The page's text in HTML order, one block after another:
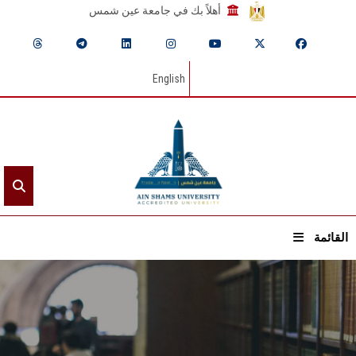
أهلاً بك في جامعة عين شمس
English
القائمة
الرئيسيـة
عن الجامعة